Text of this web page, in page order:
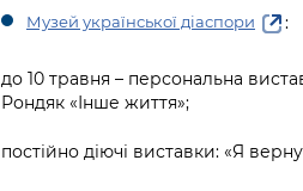
Музей української діаспори :
до 10 травня – персональна
Рондяк «Інше життя»;
постійно діючі виставки: «Я